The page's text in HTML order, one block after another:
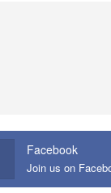
Facebook
Join us on